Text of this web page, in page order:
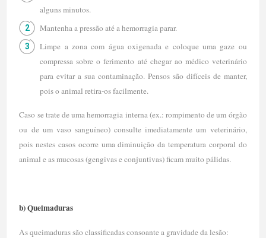
alguns minutos.
Mantenha a pressão até a hemorragia parar.
Limpe a zona com água oxigenada e coloque uma gaze ou
compressa sobre o ferimento até chegar ao médico veterinário
para evitar a sua contaminação. Pensos são difíceis de manter,
pois o animal retira-os facilmente.
Caso se trate de uma hemorragia interna (ex.: rompimento de um órgão
ou de um vaso sanguíneo) consulte imediatamente um veterinário,
pois nestes casos ocorre uma diminuição da temperatura corporal do
animal e as mucosas (gengivas e conjuntivas) ficam muito pálidas.
b) Queimaduras
As queimaduras são classificadas consoante a gravidade da lesão: